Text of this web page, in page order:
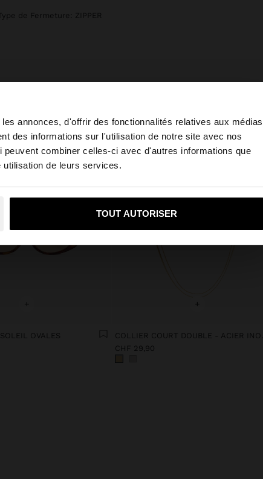
annonces, d'offrir des fonctionnalités relatives aux médias
des informations sur l'utilisation de notre site avec nos
combiner celles-ci avec d'autres informations que
de leurs services.
TOUT AUTORISER
×
parcourir notre site au United States?
Suisse Oui, dirigez-moi vers United States
Type de Fermeture: ZIPPER
+
OVALES
+
CHF 29,90